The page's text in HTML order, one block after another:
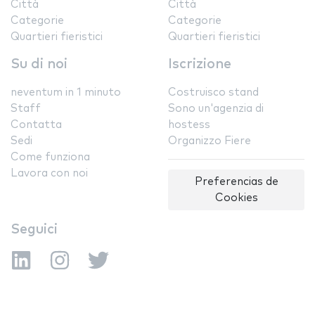
Città
Categorie
Quartieri fieristici
Città
Categorie
Quartieri fieristici
Su di noi
neventum in 1 minuto
Staff
Contatta
Sedi
Come funziona
Lavora con noi
Iscrizione
Costruisco stand
Sono un'agenzia di
hostess
Organizzo Fiere
Preferencias de
Cookies
Seguici